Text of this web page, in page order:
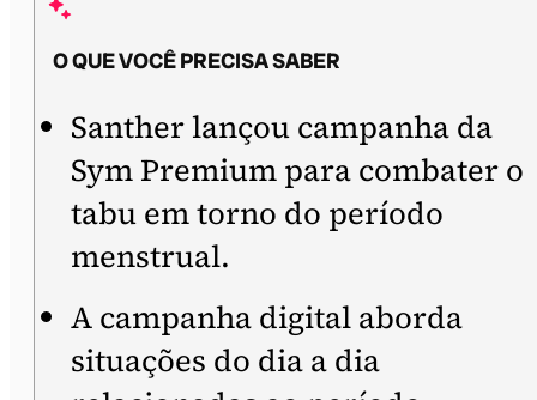
O QUE VOCÊ PRECISA SABER
Santher lançou campanha da
Sym Premium para combater o
tabu em torno do período
menstrual.
A campanha digital aborda
situações do dia a dia